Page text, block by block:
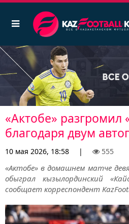
«Актобе» разгромил
благодаря двум
10 мая 2026, 18:58 | 555
«Актобе» в домашнем матче
обыграл кызылординский
сообщает корреспондент